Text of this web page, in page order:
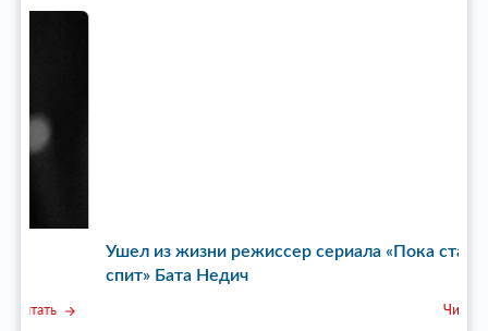
Ушел из жизни режиссер сериала «Пока станица
спит» Бата Недич